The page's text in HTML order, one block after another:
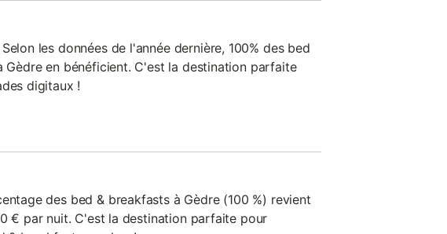
les données de l'année dernière, 100% des bed
Gèdre en bénéficient. C'est la destination parfaite
digitaux !
des bed & breakfasts à Gèdre (100 %) revient
€ par nuit. C'est la destination parfaite pour